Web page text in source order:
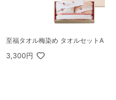
至福タオル梅染め タオルセットA
3,300円